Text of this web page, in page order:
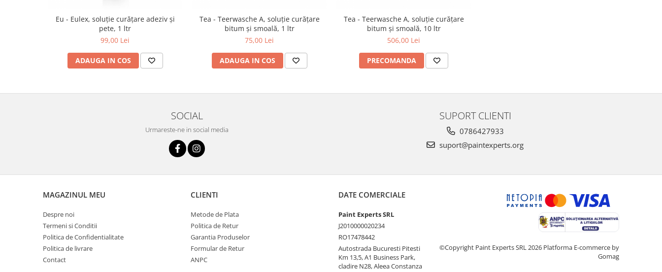
Eu - Eulex, soluție curățare adeziv și
pete, 1 ltr
99,00 Lei
ADAUGA IN COS
Tea - Teerwasche A, soluție curățare
bitum și smoală, 1 ltr
75,00 Lei
ADAUGA IN COS
Tea - Teerwasche A, soluție curățare
bitum și smoală, 10 ltr
506,00 Lei
PRECOMANDA
SOCIAL
Urmareste-ne in social media
SUPORT CLIENTI
0786427933
suport@paintexperts.org
MAGAZINUL MEU
Despre noi
Termeni si Conditii
Politica de Confidentialitate
Politica de livrare
Contact
CLIENTI
Metode de Plata
Politica de Retur
Garantia Produselor
Formular de Retur
ANPC
DATE COMERCIALE
Paint Experts SRL
J2010000020234
RO17478442
Autostrada Bucuresti Pitesti
Km 13,5, A1 Business Park,
cladire N28, Aleea Constanza
©Copyright Paint Experts SRL 2026 Platforma E-commerce by
Gomag